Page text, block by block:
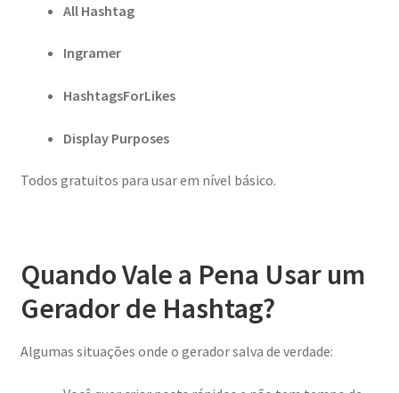
All Hashtag
Ingramer
HashtagsForLikes
Display Purposes
Todos gratuitos para usar em nível básico.
Quando Vale a Pena Usar um
Gerador de Hashtag?
Algumas situações onde o gerador salva de verdade: